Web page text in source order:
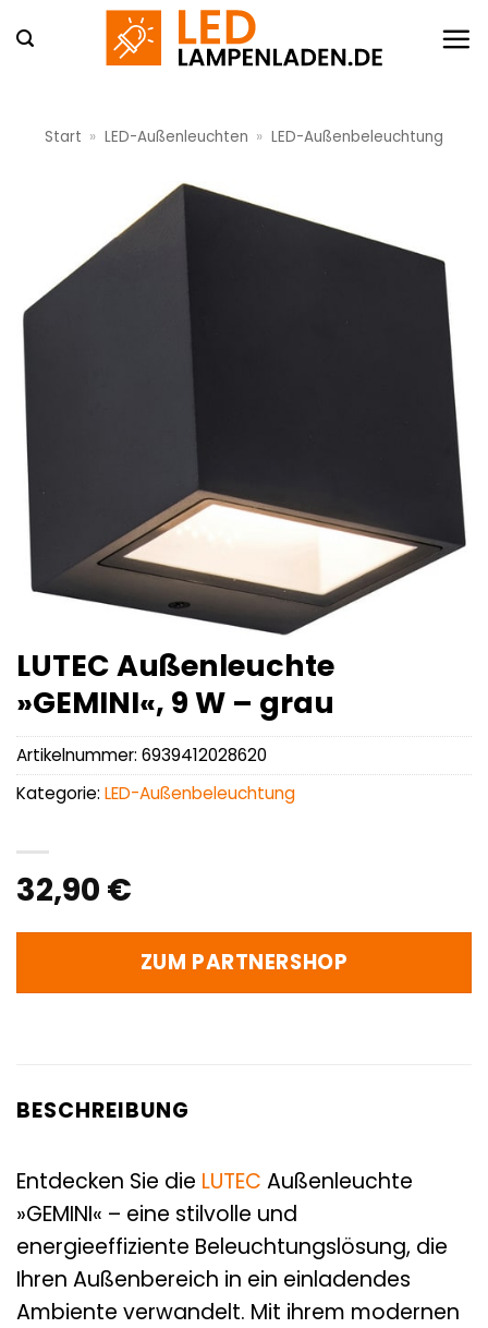
Inhalt
Start » LED-Außenleuchten » LED-Außenbeleuchtung
LUTEC Außenleuchte
»GEMINI«, 9 W – grau
32,90 €
ZUM PARTNERSHOP
Artikelnummer: 6939412028620
Kategorie: LED-Außenbeleuchtung
BESCHREIBUNG
Entdecken Sie die LUTEC Außenleuchte
»GEMINI« – eine stilvolle und
energieeffiziente Beleuchtungslösung, die
Ihren Außenbereich in ein einladendes
Ambiente verwandelt. Mit ihrem modernen